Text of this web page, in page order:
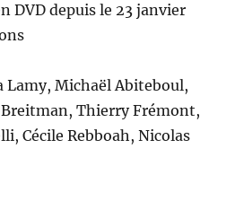
DVD depuis le 23 janvier
Lamy, Michaël Abiteboul,
Breitman, Thierry Frémont,
Cécile Rebboah, Nicolas